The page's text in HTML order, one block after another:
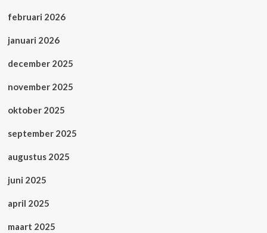
februari 2026
januari 2026
december 2025
november 2025
oktober 2025
september 2025
augustus 2025
juni 2025
april 2025
maart 2025